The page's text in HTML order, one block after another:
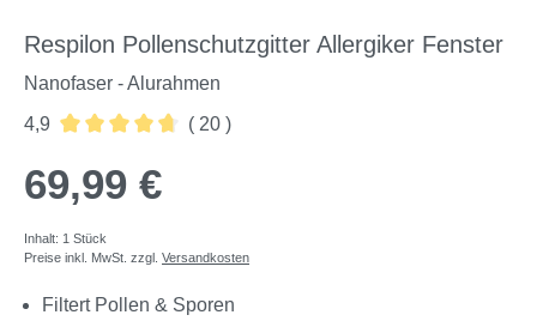
Respilon Pollenschutzgitter Allergiker Fenster
Nanofaser - Alurahmen
4,9
( 20 )
69,99 €
Inhalt: 1 Stück
Preise inkl. MwSt. zzgl. Versandkosten
Filtert Pollen & Sporen